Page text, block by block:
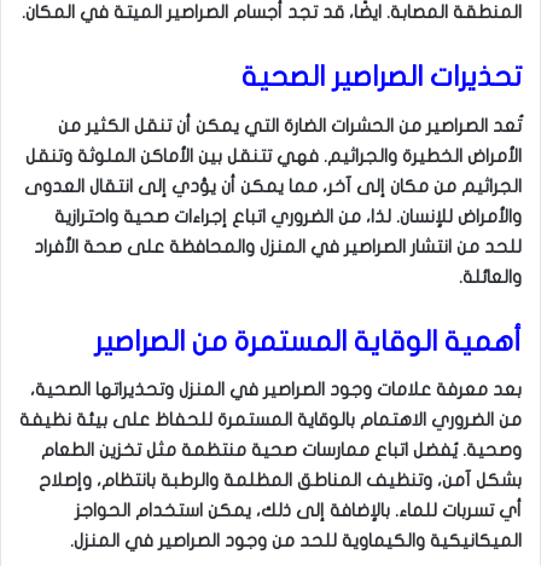
المنطقة المصابة. ايضًا، قد تجد أجسام الصراصير الميتة في المكان.
تحذيرات الصراصير الصحية
تُعد الصراصير من الحشرات الضارة التي يمكن أن تنقل الكثير من
الأمراض الخطيرة والجراثيم. فهي تتنقل بين الأماكن الملوثة وتنقل
الجراثيم من مكان إلى آخر، مما يمكن أن يؤدي إلى انتقال العدوى
والأمراض للإنسان. لذا، من الضروري اتباع إجراءات صحية واحترازية
للحد من انتشار الصراصير في المنزل والمحافظة على صحة الأفراد
والعائلة.
أهمية الوقاية المستمرة من الصراصير
بعد معرفة علامات وجود الصراصير في المنزل وتحذيراتها الصحية،
من الضروري الاهتمام بالوقاية المستمرة للحفاظ على بيئة نظيفة
وصحية. يُفضل اتباع ممارسات صحية منتظمة مثل تخزين الطعام
بشكل آمن، وتنظيف المناطق المظلمة والرطبة بانتظام، وإصلاح
أي تسربات للماء. بالإضافة إلى ذلك، يمكن استخدام الحواجز
الميكانيكية والكيماوية للحد من وجود الصراصير في المنزل.